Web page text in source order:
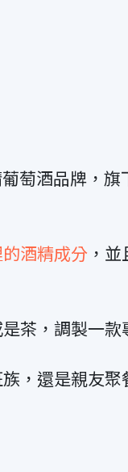
萄酒品牌，旗
酒精成分 ，
茶，調製一
，還是親友